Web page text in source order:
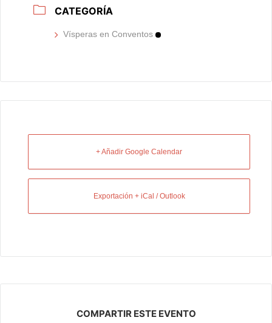
CATEGORÍA
Vísperas en Conventos
+ Añadir Google Calendar
Exportación + iCal / Outlook
COMPARTIR ESTE EVENTO